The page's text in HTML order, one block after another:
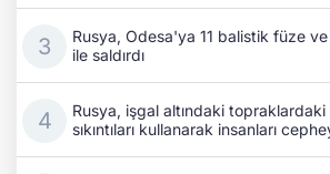
Rusya, Odesa'ya 11 balistik füze
ile saldırdı
Rusya, işgal altındaki
sıkıntıları kullanarak insanları